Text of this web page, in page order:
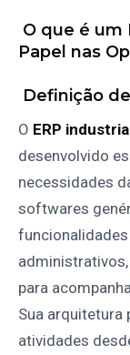
O que é um
Papel nas
Definição
O ERP
desenvolvido
necessidades
softwares
para
Sua
atividades